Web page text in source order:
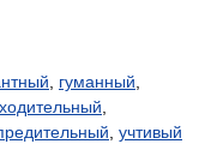
гуманный
учтивый